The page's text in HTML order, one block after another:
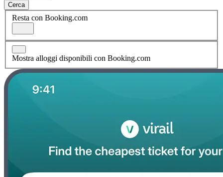
Cerca
Resta con Booking.com
Mostra alloggi disponibili con Booking.com